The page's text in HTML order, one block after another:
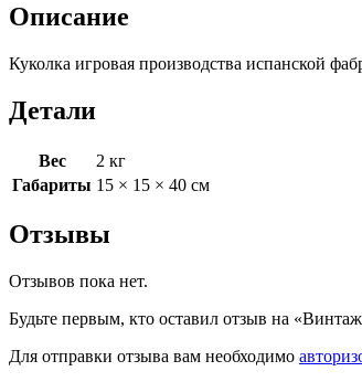
Описание
Куколка игровая производства испанской
Детали
Вес
2 кг
Габариты 15 × 15 × 40 см
Отзывы
Отзывов пока нет.
Будьте первым, кто оставил отзыв на
Для отправки отзыва вам необходимо